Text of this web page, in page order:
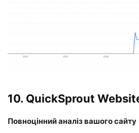
10. QuickSprout
Повноцінний аналіз вашого сайту